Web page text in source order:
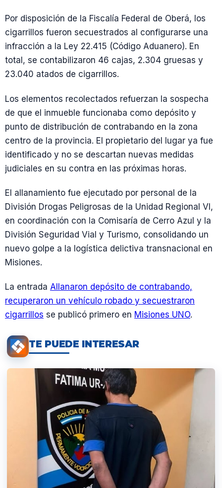
Por disposición de la Fiscalía Federal de Oberá, los
cigarrillos fueron secuestrados al configurarse una
infracción a la Ley 22.415 (Código Aduanero). En
total, se contabilizaron 46 cajas, 2.304 gruesas y
23.040 atados de cigarrillos.
Los elementos recolectados refuerzan la sospecha
de que el inmueble funcionaba como depósito y
punto de distribución de contrabando en la zona
centro de la provincia. El propietario del lugar ya fue
identificado y no se descartan nuevas medidas
judiciales en su contra en las próximas horas.
El allanamiento fue ejecutado por personal de la
División Drogas Peligrosas de la Unidad Regional VI,
en coordinación con la Comisaría de Cerro Azul y la
División Seguridad Vial y Turismo, consolidando un
nuevo golpe a la logística delictiva transnacional en
Misiones.
La entrada Allanaron depósito de contrabando,
recuperaron un vehículo robado y secuestraron
cigarrillos se publicó primero en Misiones UNO.
TE PUEDE INTERESAR